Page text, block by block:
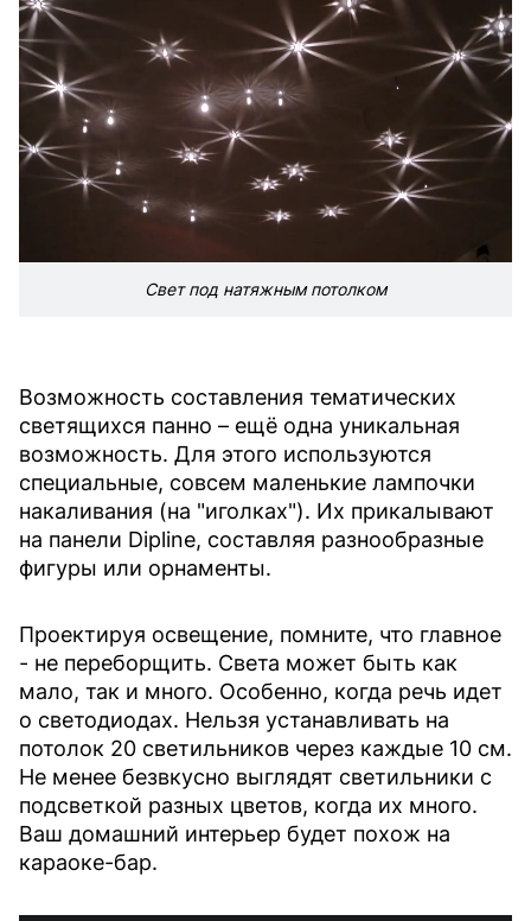
Свет под натяжным потолком
Возможность составления тематических
светящихся панно – ещё одна уникальная
возможность. Для этого используются
специальные, совсем маленькие лампочки
накаливания (на "иголках"). Их прикалывают
на панели Dipline, составляя разнообразные
фигуры или орнаменты.
Проектируя освещение, помните, что главное
- не переборщить. Света может быть как
мало, так и много. Особенно, когда речь идет
о светодиодах. Нельзя устанавливать на
потолок 20 светильников через каждые 10 см.
Не менее безвкусно выглядят светильники с
подсветкой разных цветов, когда их много.
Ваш домашний интерьер будет похож на
караоке-бар.